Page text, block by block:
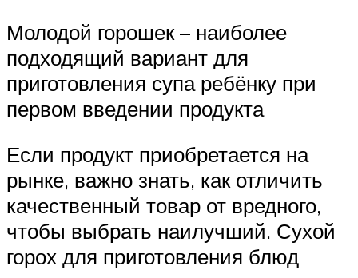
Молодой горошек – наиболее
подходящий вариант для
приготовления супа ребёнку при
первом введении продукта
Если продукт приобретается на
рынке, важно знать, как отличить
качественный товар от вредного,
чтобы выбрать наилучший. Сухой
горох для приготовления блюд